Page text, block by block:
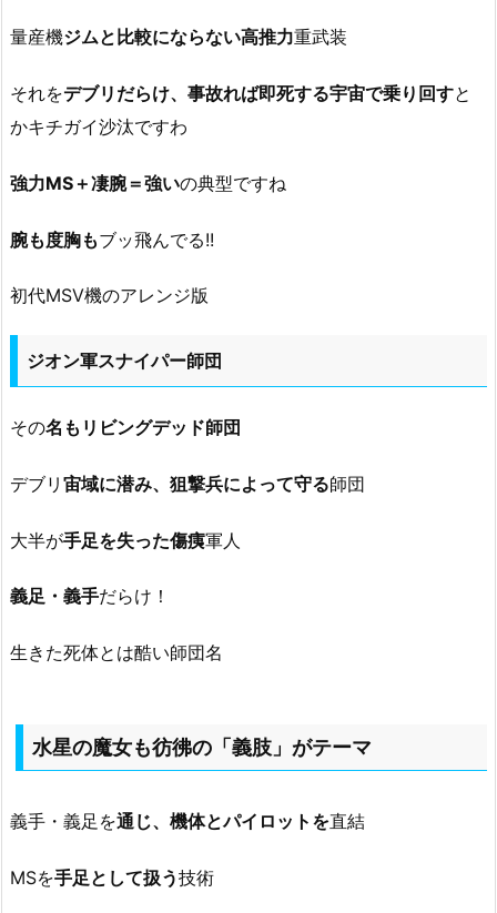
量産機ジムと比較にならない高推力重武装
それをデブリだらけ、事故れば即死する宇宙で乗り回すと
かキチガイ沙汰ですわ
強力MS＋凄腕＝強いの典型ですね
腕も度胸もブッ飛んでる!!
初代MSV機のアレンジ版
ジオン軍スナイパー師団
その名もリビングデッド師団
デブリ 宙域に潜み、狙撃兵によって守る師団
大半が手足を失った傷痍軍人
義足・義手だらけ！
生きた死体とは酷い師団名
水星の魔女も彷彿の「義肢」がテーマ
義手・義足を通じ、機体とパイロットを直結
MSを手足として扱う技術